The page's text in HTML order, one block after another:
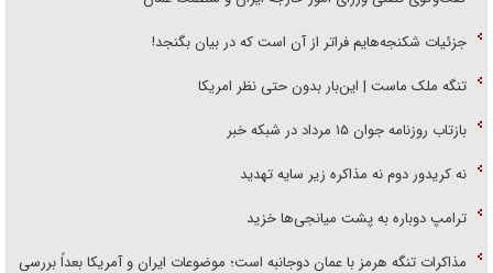
جزئیات شکنجه‌هایم فراتر از آن است که در بیان بگنجد!
تنگه ملک ماست | این‌بار بدون حتی نظر امریکا
بازتاب روزنامه جوان ۱۵ مرداد در شبکه خبر
نه کریدور دوم نه مذاکره زیر سایه تهدید
ترامپ دوباره به پشت میانجی‌ها خزید
مذاکرات تنگه هرمز با عمان دوجانبه است؛ موضوعات ایران و آمریکا بعداً بررسی